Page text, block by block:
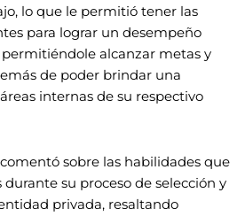
lo que le permitió tener las
para lograr un desempeño
alcanzar metas y
de poder brindar una
internas de su respectivo
sobre las habilidades que
su proceso de selección y
privada, resaltando